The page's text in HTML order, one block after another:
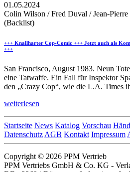
01.05.2024
Colin Wilson / Fred Duval / Jean-Pierre
(Backlist)
+++ Knallharter Cop-Comic +++ Jetzt auch als
+++
San Francisco, August 1983. Neun
eine Tatwaffe. Ein Fall für Inspektor
den „Crazy Cop“, wie die L.A. Times
weiterlesen
Startseite News Katalog Vorschau
Datenschutz AGB Kontakt Impressum
Copyright © 2026 PPM Vertrieb
PPM Vertriebs GmbH & Co. KG -